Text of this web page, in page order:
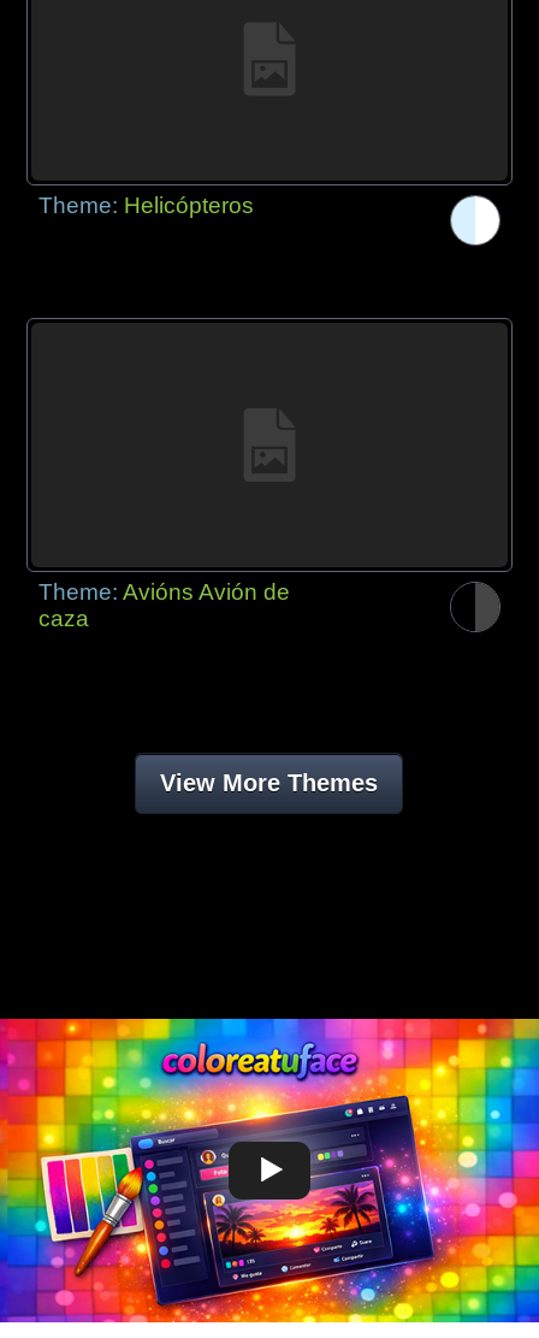
Theme: Helicópteros
Theme:Avións Avión de
caza
View More Themes